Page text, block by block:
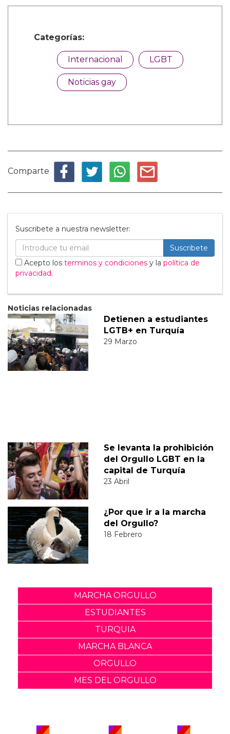
Categorías:
Internacional LGBT
Noticias gay
Comparte
Suscribete a nuestra newsletter:
Suscribete
Acepto los terminos y condiciones y la política de
privacidad.
Noticias relacionadas
Detienen a estudiantes
LGTB+ en Turquía
29 Marzo
Se levanta la prohibición
del Orgullo LGBT en la
capital de Turquía
23 Abril
¿Por que ir a la marcha
del Orgullo?
18 Febrero
MARCHA ORGULLO
ESTUDIANTES
TURQUIA
MARCHA BLANCA
ORGULLO
MES DEL ORGULLO